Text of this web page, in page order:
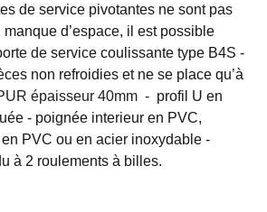
de service pivotantes ne sont pas
d’espace, il est possible
de service coulissante type B4S -
non refroidies et ne se place qu’à
épaisseur 40mm - profil U en
- poignée interieur en PVC,
PVC ou en acier inoxydable -
à 2 roulements à billes.